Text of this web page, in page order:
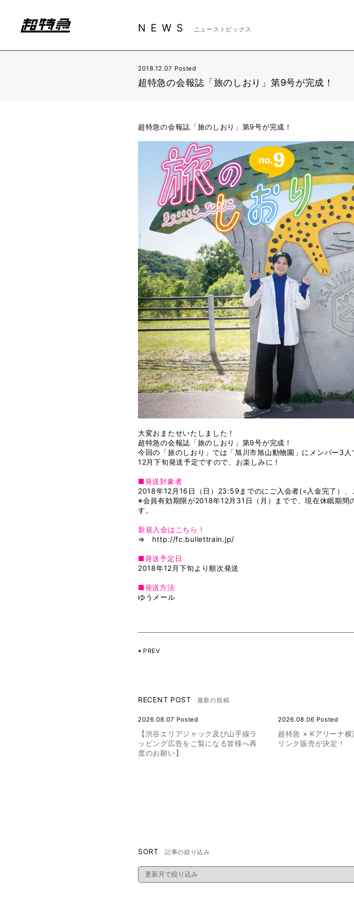
NEWS ニューストピックス
2018.12.07 Posted
超特急の会報誌「旅のしおり」第9号が完成！
超特急の会報誌「旅のしおり」第9号が完成！
大変おまたせいたしました！
超特急の会報誌「旅のしおり」第9号が完成！
今回の「旅のしおり」では「旭川市旭山動物園」にメンバー3人
12月下旬発送予定ですので、お楽しみに！
■発送対象者
2018年12月16日（日）23:59までのにご入会者(=入金完了）、
※会員有効期限が2018年12月31日（月）までで、現在休眠期間
す。
新規入会はこちら！
⇒ http://fc.bullettrain.jp/
■発送予定日
2018年12月下旬より順次発送
■発送方法
ゆうメール
PREV
RECENT POST 最新の投稿
2026.08.07 Posted
【渋谷エリアジャック及び山手線ラ
ッピング広告をご覧になる皆様へ再
度のお願い】
2026.08.06 Posted
超特急 × Kアリーナ横
リンク販売が決定！
SORT 記事の絞り込み